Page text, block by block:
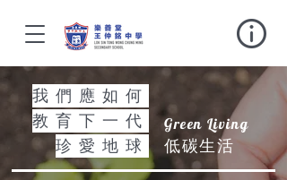
我們應如何
教育下一代
珍愛地球
Green Living
低碳生活